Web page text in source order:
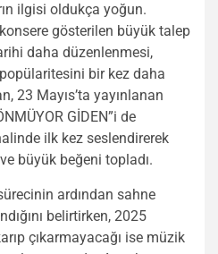
ilgisi oldukça yoğun.
gösterilen büyük talep
daha düzenlenmesi,
popülaritesini bir kez daha
23 Mayıs’ta yayınlanan
GİDEN”i de
ilk kez seslendirerek
büyük beğeni topladı.
ardından sahne
belirtirken, 2025
çıkarmayacağı ise müzik